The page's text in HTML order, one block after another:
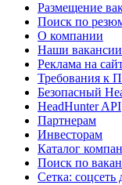
Размещение
Поиск по
О компании
Наши вакансии
Реклама на
Требования к
Безопасный
HeadHunter API
Партнерам
Инвесторам
Каталог
Поиск по
Сетка: соцсеть